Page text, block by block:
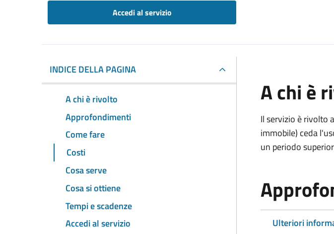
Accedi al servizio
INDICE DELLA PAGINA
A chi è rivolto
Approfondimenti
Come fare
Costi
Cosa serve
Cosa si ottiene
Tempi e scadenze
Accedi al servizio
A chi è
Il servizio è rivolto
immobile) ceda
un periodo
Ulteriori